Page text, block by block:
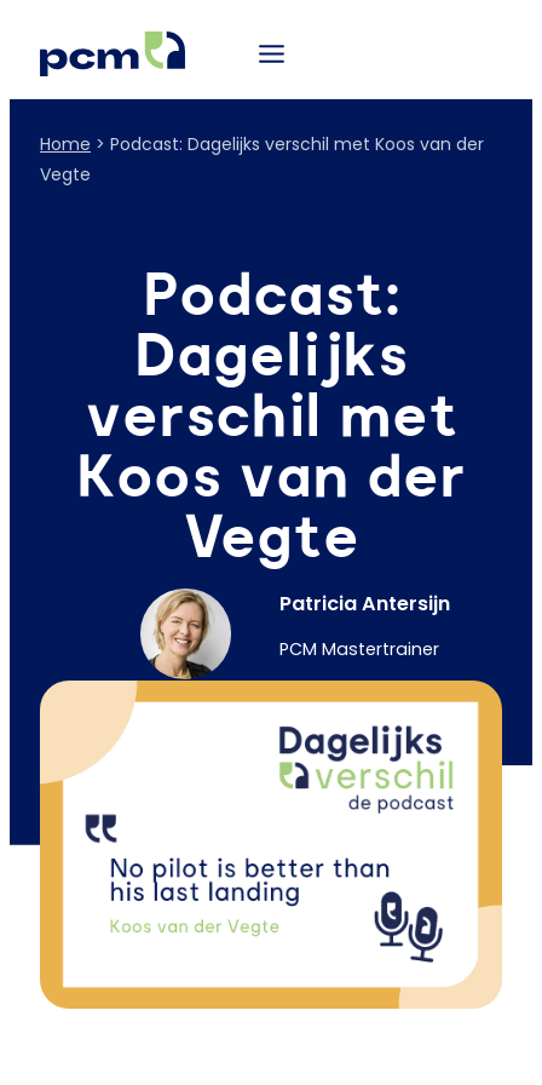
Home > Podcast: Dagelijks verschil met Koos van der
Vegte
Podcast:
Dagelijks
verschil met
Koos van der
Vegte
Patricia Antersijn
PCM Mastertrainer